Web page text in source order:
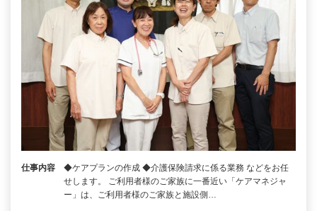
仕事内容
◆ケアプランの作成 ◆介護保険請求に係る業務 などをお任
せします。 ご利用者様のご家族に一番近い「ケアマネジャ
ー」は、ご利用者様のご家族と施設側…